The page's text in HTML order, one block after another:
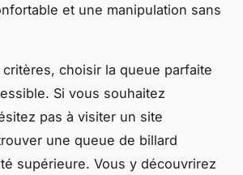
et une manipulation sans
choisir la queue parfaite
Si vous souhaitez
pas à visiter un site
une queue de billard
supérieure. Vous y découvrirez